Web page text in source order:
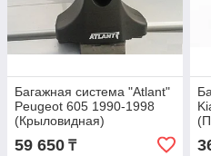
Багажная система "Atlant"
Peugeot 605 1990-1998
(Крыловидная)
59 650 ₸